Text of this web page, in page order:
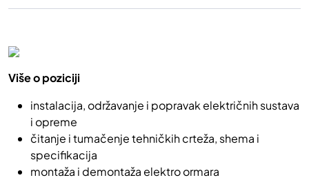
Više o poziciji
instalacija, održavanje i popravak električnih sustava
i opreme
čitanje i tumačenje tehničkih crteža, shema i
specifikacija
montaža i demontaža elektro ormara